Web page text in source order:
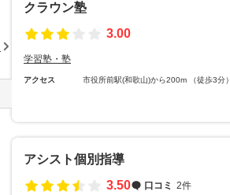
クラウン塾
3.00
学習塾・塾
アクセス 市役所前駅(和歌山)から200m （徒歩3分）
アシスト個別指導
3.50
口コミ 2件